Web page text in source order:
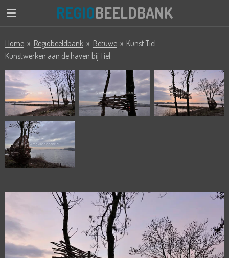
Ga
de
hoofdinhoud
REGIOBEELDBANK
Home » Regiobeeldbank » Betuwe » Kunst Tiel
Kunstwerken aan de haven bij Tiel.